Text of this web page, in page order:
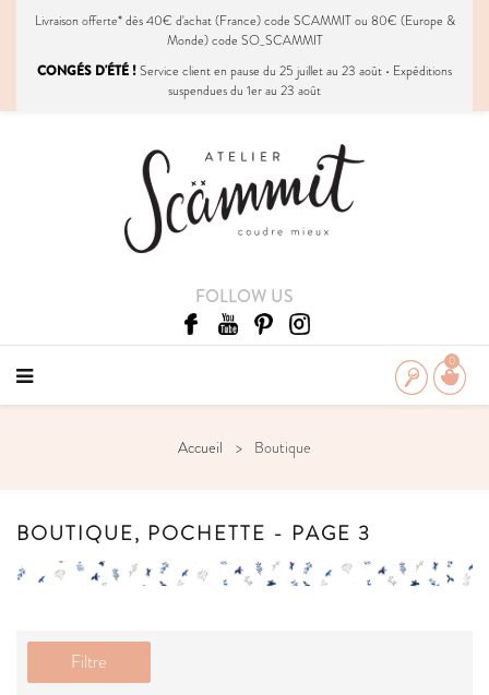
Livraison offerte* dès 40€ d'achat (France) code SCAMMIT ou 80€ (Europe &
Monde) code SO_SCAMMIT
CONGÉS D'ÉTÉ !Service client en pause du 25 juillet au 23 août • Expéditions
suspendues du 1er au 23 août
FOLLOW US
0
Accueil Boutique
BOUTIQUE, POCHETTE - PAGE 3
Filtre